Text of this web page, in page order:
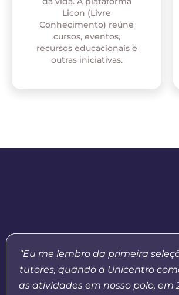
Licon (Livre
Conhecimento) reúne
cursos, eventos,
recursos educacionais e
outras iniciativas.
“Eu me lembro da primeira
tutores, quando a Unicentro
as atividades em nosso polo, em